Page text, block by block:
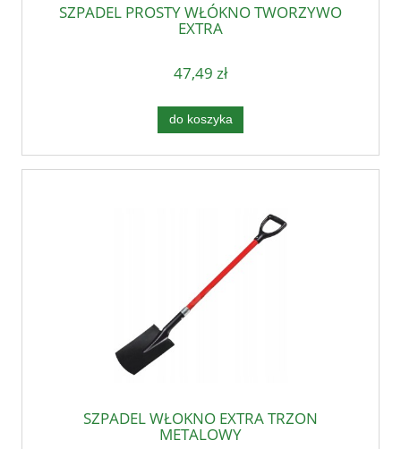
SZPADEL PROSTY WŁÓKNO TWORZYWO
EXTRA
47,49 zł
do koszyka
SZPADEL WŁOKNO EXTRA TRZON
METALOWY